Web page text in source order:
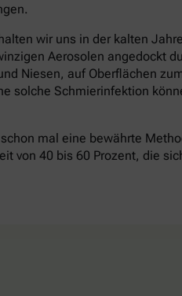
wir uns in der kalten
Aerosolen angedockt
Niesen, auf Oberflächen
solche Schmierinfektion
mal eine bewährte
von 40 bis 60 Prozent, die